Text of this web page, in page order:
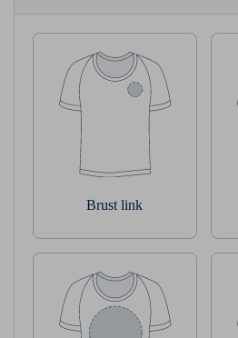
Brust link